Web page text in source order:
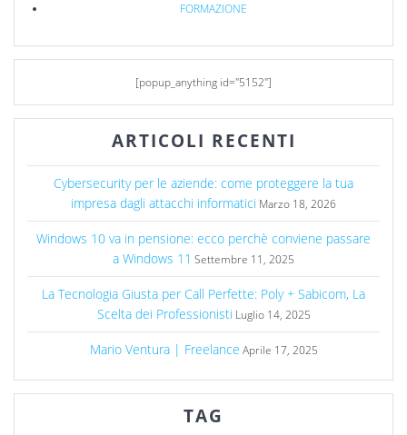
FORMAZIONE
[popup_anything id="5152"]
ARTICOLI RECENTI
Cybersecurity per le aziende: come proteggere la tua
impresa dagli attacchi informatici Marzo 18, 2026
Windows 10 va in pensione: ecco perchè conviene passare
a Windows 11 Settembre 11, 2025
La Tecnologia Giusta per Call Perfette: Poly + Sabicom, La
Scelta dei Professionisti Luglio 14, 2025
Mario Ventura | Freelance Aprile 17, 2025
TAG